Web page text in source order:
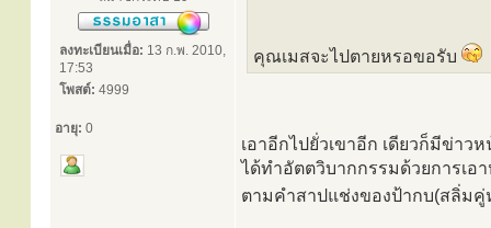
ลงทะเบียนเมื่อ: 13 ก.พ. 2010,
17:53
โพสต์: 4999
อายุ: 0
คุณเมสจะไปตายหรอขอรับ
เอาอีกไปยั่วเขาอีก เดียวก็มีข่า
ได้ทำอัตตวิบากกรรมด้วยการเ
ตามคำสาปแช่งของป้ากบ(สลิ่ม